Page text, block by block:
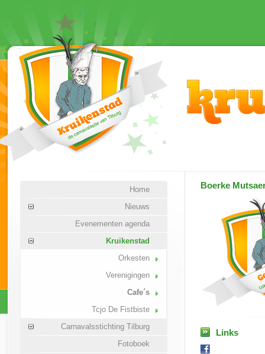
Home
Nieuws
Evenementen agenda
Kruikenstad
Orkesten
Verenigingen
Cafe´s
Tcjo De Fistbiste
Carnavalsstichting Tilburg
Fotoboek
Boerke
Links